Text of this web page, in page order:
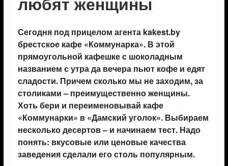
Сегодня под прицелом агента kakest.by
брестское кафе «Коммунарка». В этой
прямоугольной кафешке с шоколадным
названием с утра да вечера пьют кофе и едят
сладости. Причем сколько мы не заходим, за
столиками – преимущественно женщины.
Хоть бери и переименовывай кафе
«Коммунарки» в «Дамский уголок». Выбираем
несколько десертов – и начинаем тест. Надо
понять: вкусовые или ценовые качества
заведения сделали его столь популярным.